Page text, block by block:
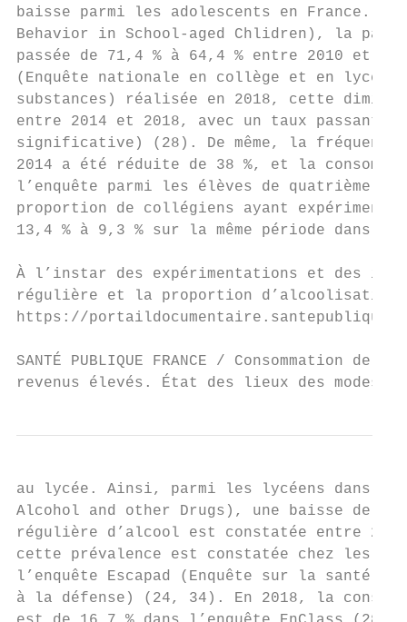
baisse parmi les adolescents en France.
Behavior in School-aged Chlidren), la part
passée de 71,4 % à 64,4 % entre 2010 et
(Enquête nationale en collège et en
substances) réalisée en 2018, cette
entre 2014 et 2018, avec un taux passant
significative) (28). De même, la fréquence
2014 a été réduite de 38 %, et la
l’enquête parmi les élèves de quatrième
proportion de collégiens ayant
13,4 % à 9,3 % sur la même période dans
À l’instar des expérimentations et des
régulière et la proportion d’alcoolisation
https://
SANTÉ PUBLIQUE FRANCE / Consommation
revenus élevés. État des lieux des modes
au lycée. Ainsi, parmi les lycéens dans
Alcohol and other Drugs), une baisse de
régulière d’alcool est constatée entre
cette prévalence est constatée chez les
l’enquête Escapad (Enquête sur la santé
à la défense) (24, 34). En 2018, la